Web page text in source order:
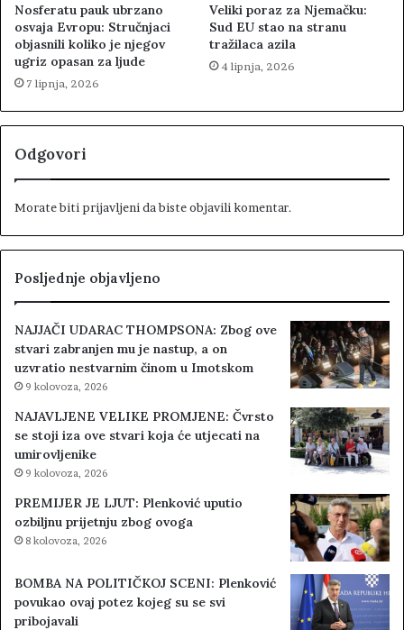
Nosferatu pauk ubrzano
osvaja Evropu: Stručnjaci
objasnili koliko je njegov
ugriz opasan za ljude
7 lipnja, 2026
Veliki poraz za Njemačku:
Sud EU stao na stranu
tražilaca azila
4 lipnja, 2026
Odgovori
Morate biti prijavljeni da biste objavili komentar.
Posljednje objavljeno
NAJJAČI UDARAC THOMPSONA: Zbog ove
stvari zabranjen mu je nastup, a on
uzvratio nestvarnim činom u Imotskom
9 kolovoza, 2026
NAJAVLJENE VELIKE PROMJENE: Čvrsto
se stoji iza ove stvari koja će utjecati na
umirovljenike
9 kolovoza, 2026
PREMIJER JE LJUT: Plenković uputio
ozbiljnu prijetnju zbog ovoga
8 kolovoza, 2026
BOMBA NA POLITIČKOJ SCENI: Plenković
povukao ovaj potez kojeg su se svi
pribojavali